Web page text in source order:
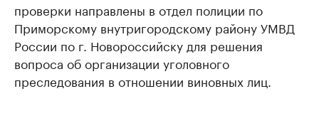
проверки направлены в отдел полиции по
Приморскому внутригородскому району УМВД
России по г. Новороссийску для решения
вопроса об организации уголовного
преследования в отношении виновных лиц.